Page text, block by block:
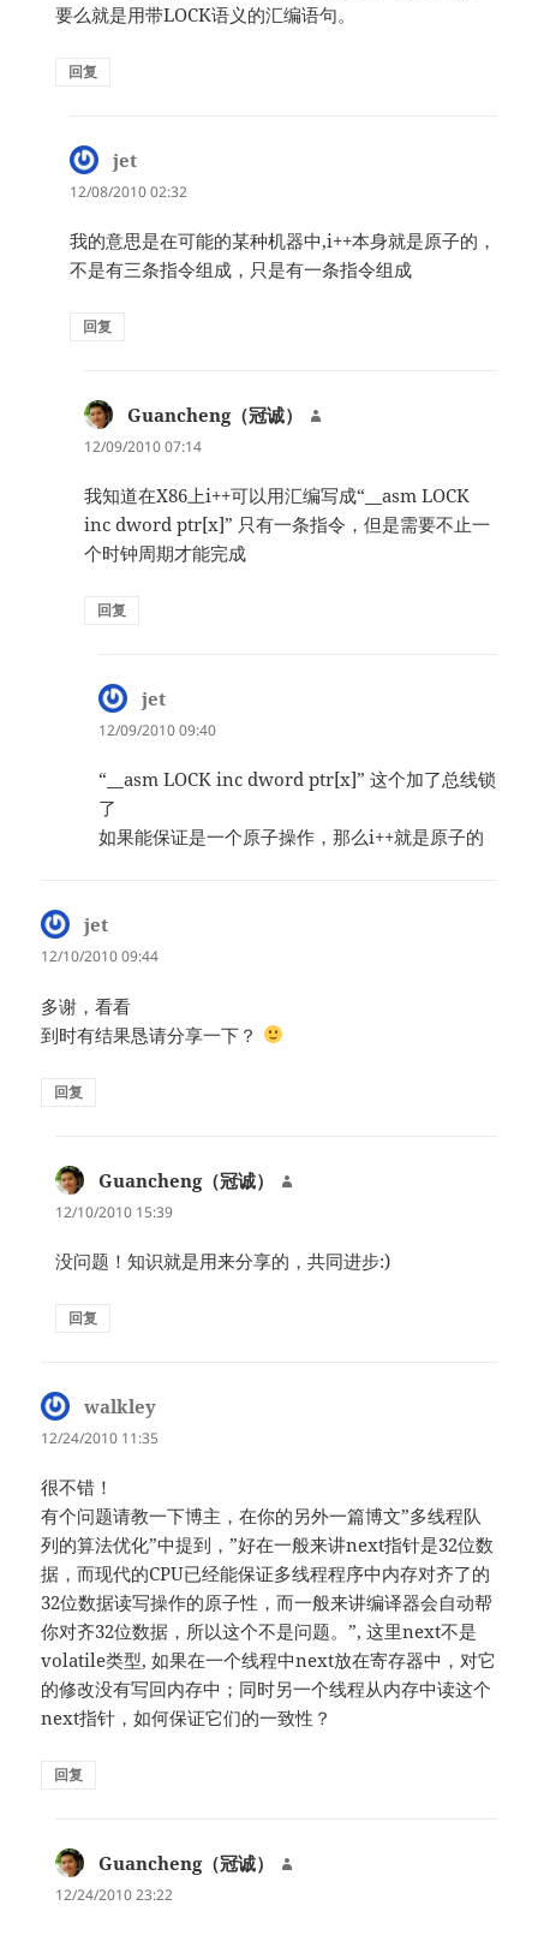
要么就是用带LOCK语义的汇编语句。
回复
jet
道：
12/08/2010 02:32
我的意思是在可能的某种机器中,i++本身就是原子的，
不是有三条指令组成，只是有一条指令组成
回复
Guancheng（冠诚）
12/09/2010 07:14
我知道在X86上i++可以用汇编写成“__asm LOCK
inc dword ptr[x]” 只有一条指令，但是需要不止一
个时钟周期才能完成
回复
jet
道：
12/09/2010 09:40
“__asm LOCK inc dword ptr[x]” 这个加了总线锁
了
如果能保证是一个原子操作，那么i++就是原子的
jet
道：
12/10/2010 09:44
多谢，看看
到时有结果恳请分享一下？
回复
Guancheng（冠诚）
12/10/2010 15:39
没问题！知识就是用来分享的，共同进步:)
回复
walkley
道：
12/24/2010 11:35
很不错！
有个问题请教一下博主，在你的另外一篇博文”多线程队
列的算法优化”中提到，”好在一般来讲next指针是32位数
据，而现代的CPU已经能保证多线程程序中内存对齐了的
32位数据读写操作的原子性，而一般来讲编译器会自动帮
你对齐32位数据，所以这个不是问题。”, 这里next不是
volatile类型, 如果在一个线程中next放在寄存器中，对它
的修改没有写回内存中；同时另一个线程从内存中读这个
next指针，如何保证它们的一致性？
回复
Guancheng（冠诚）
12/24/2010 23:22